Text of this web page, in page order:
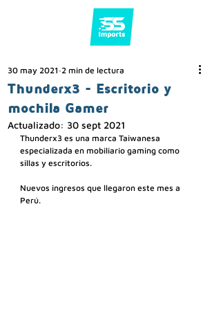
Thunderx3 - Escritorio y
mochila Gamer
30 may 2021 2 min de lectura
Actualizado: 30 sept 2021
Thunderx3 es una marca Taiwanesa
especializada en mobiliario gaming como
sillas y escritorios.
Nuevos ingresos que llegaron este mes a
Perú.